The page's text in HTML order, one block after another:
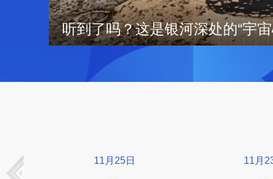
听到了吗？这是银河深处的“宇
11月25日 11月23日